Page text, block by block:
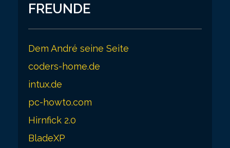
FREUNDE
Dem André seine Seite
coders-home.de
intux.de
pc-howto.com
Hirnfick 2.0
BladeXP